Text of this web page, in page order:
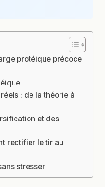
protéique précoce
: de la théorie à
et des
rectifier le tir au
stresser